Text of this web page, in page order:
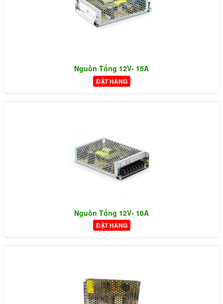
Nguồn Tổng 12V- 15A
ĐẶT HÀNG
Nguồn Tổng 12V- 10A
ĐẶT HÀNG